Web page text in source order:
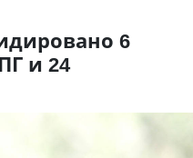
6
и 24